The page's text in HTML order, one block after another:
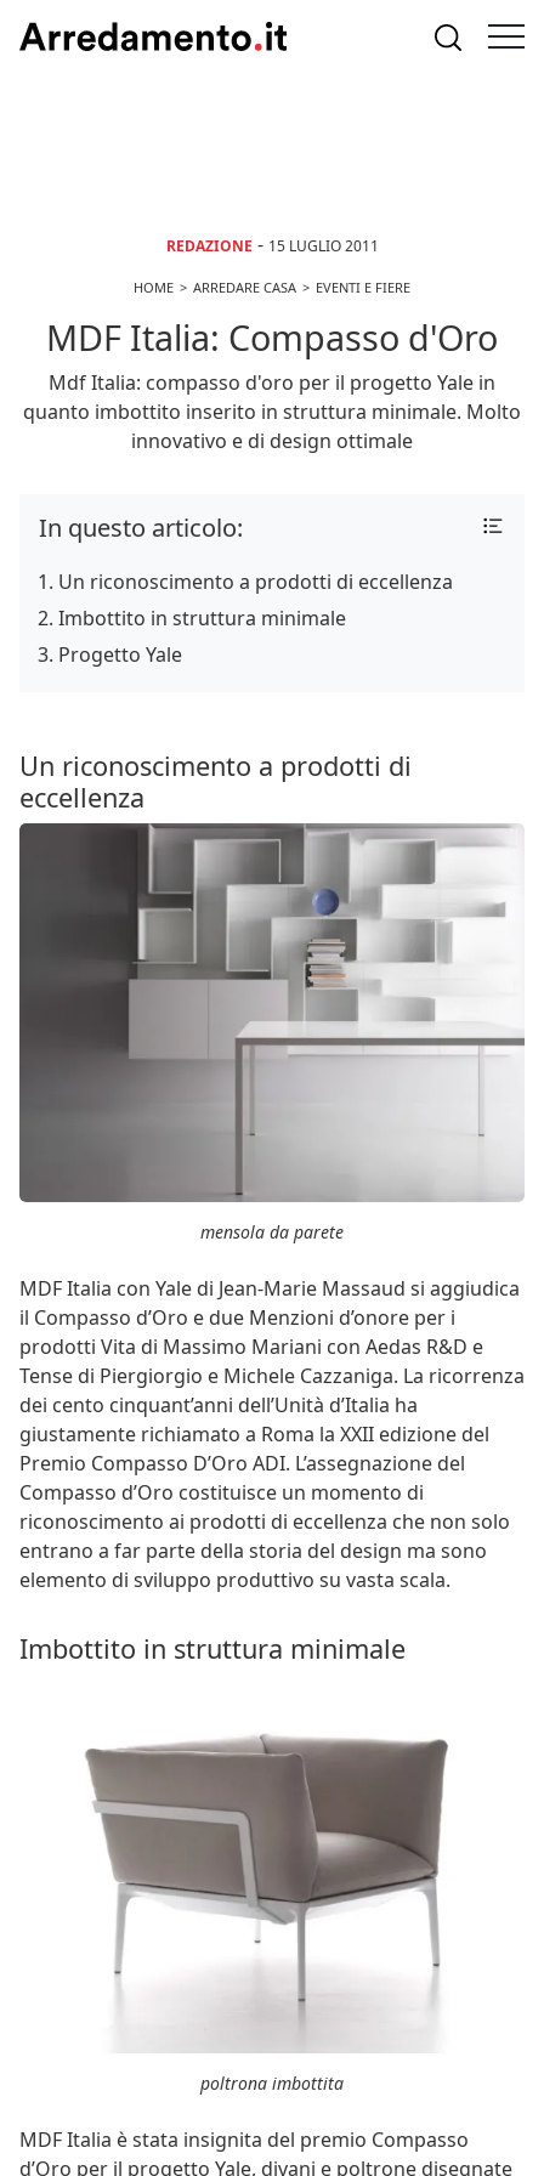
REDAZIONE - 15 LUGLIO 2011
HOME ARREDARE CASA EVENTI E FIERE
MDF Italia: Compasso d'Oro
Mdf Italia: compasso d'oro per il progetto Yale in
quanto imbottito inserito in struttura minimale. Molto
innovativo e di design ottimale
In questo articolo:
Un riconoscimento a prodotti di eccellenza
Imbottito in struttura minimale
Progetto Yale
Un riconoscimento a prodotti di
eccellenza
mensola da parete
MDF Italia con Yale di Jean-Marie Massaud si aggiudica
il Compasso d’Oro e due Menzioni d’onore per i
prodotti Vita di Massimo Mariani con Aedas R&D e
Tense di Piergiorgio e Michele Cazzaniga. La ricorrenza
dei cento cinquant’anni dell’Unità d’Italia ha
giustamente richiamato a Roma la XXII edizione del
Premio Compasso D’Oro ADI. L’assegnazione del
Compasso d’Oro costituisce un momento di
riconoscimento ai prodotti di eccellenza che non solo
entrano a far parte della storia del design ma sono
elemento di sviluppo produttivo su vasta scala.
Imbottito in struttura minimale
poltrona imbottita
MDF Italia è stata insignita del premio Compasso
d’Oro per il progetto Yale, divani e poltrone disegnate